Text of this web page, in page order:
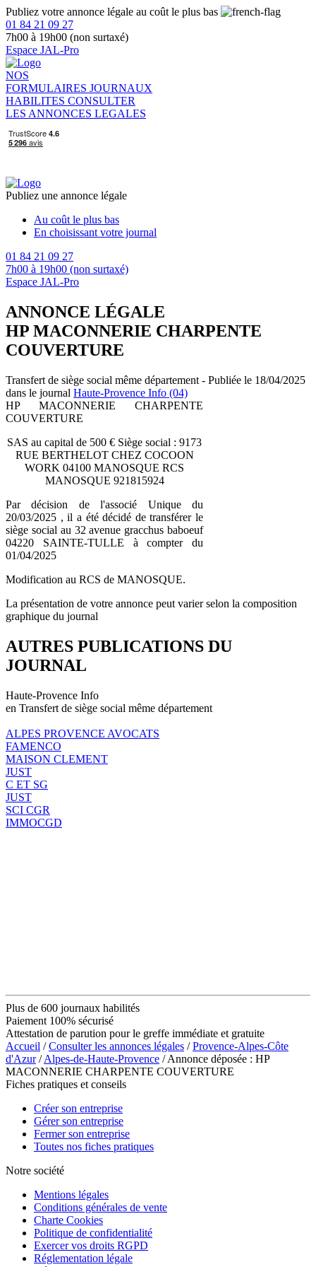
Publiez votre annonce légale au coût le plus bas
01 84 21 09 27
7h00 à 19h00 (non surtaxé)
Espace JAL-Pro
NOS
FORMULAIRES JOURNAUX
HABILITES CONSULTER
LES ANNONCES LEGALES
Publiez une annonce légale
Au coût le plus bas
En choisissant votre journal
01 84 21 09 27
7h00 à 19h00 (non surtaxé)
Espace JAL-Pro
ANNONCE LÉGALE
HP MACONNERIE CHARPENTE
COUVERTURE
Transfert de siège social même département - Publiée le 18/04/2025
dans le journal Haute-Provence Info (04)
HP MACONNERIE CHARPENTE
COUVERTURE
SAS au capital de 500 € Siège social : 9173
RUE BERTHELOT CHEZ COCOON
WORK 04100 MANOSQUE RCS
MANOSQUE 921815924
Par décision de l'associé Unique du
20/03/2025 , il a été décidé de transférer le
siège social au 32 avenue gracchus baboeuf
04220 SAINTE-TULLE à compter du
01/04/2025
Modification au RCS de MANOSQUE.
La présentation de votre annonce peut varier selon la composition
graphique du journal
AUTRES PUBLICATIONS DU
JOURNAL
Haute-Provence Info
en Transfert de siège social même département
ALPES PROVENCE AVOCATS
FAMENCO
MAISON CLEMENT
JUST
C ET SG
JUST
SCI CGR
IMMOCGD
Plus de 600 journaux habilités
Paiement 100% sécurisé
Attestation de parution pour le greffe immédiate et gratuite
Accueil /Consulter les annonces légales /Provence-Alpes-Côte
d'Azur/Alpes-de-Haute-Provence / Annonce déposée : HP
MACONNERIE CHARPENTE COUVERTURE
Fiches pratiques et conseils
Créer son entreprise
Gérer son entreprise
Fermer son entreprise
Toutes nos fiches pratiques
Notre société
Mentions légales
Conditions générales de vente
Charte Cookies
Politique de confidentialité
Exercer vos droits RGPD
Réglementation légale